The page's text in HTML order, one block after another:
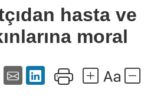
hasta ve
moral